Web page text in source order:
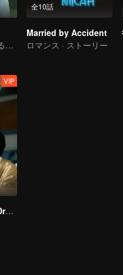
同じ人に負け続けるってどんな気持ちなのか？
全10話
Married by Accident
ロマンス · ストーリー
VIP
I Saw You In My Dream